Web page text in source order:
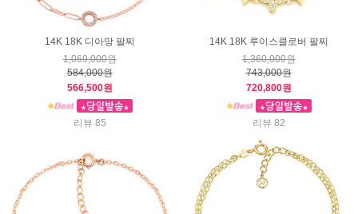
14K 18K 디아망 팔찌
1,069,000원
584,000원
566,500원
리뷰 85
14K 18K 루이스클로버 팔찌
1,360,000원
743,000원
720,800원
리뷰 82